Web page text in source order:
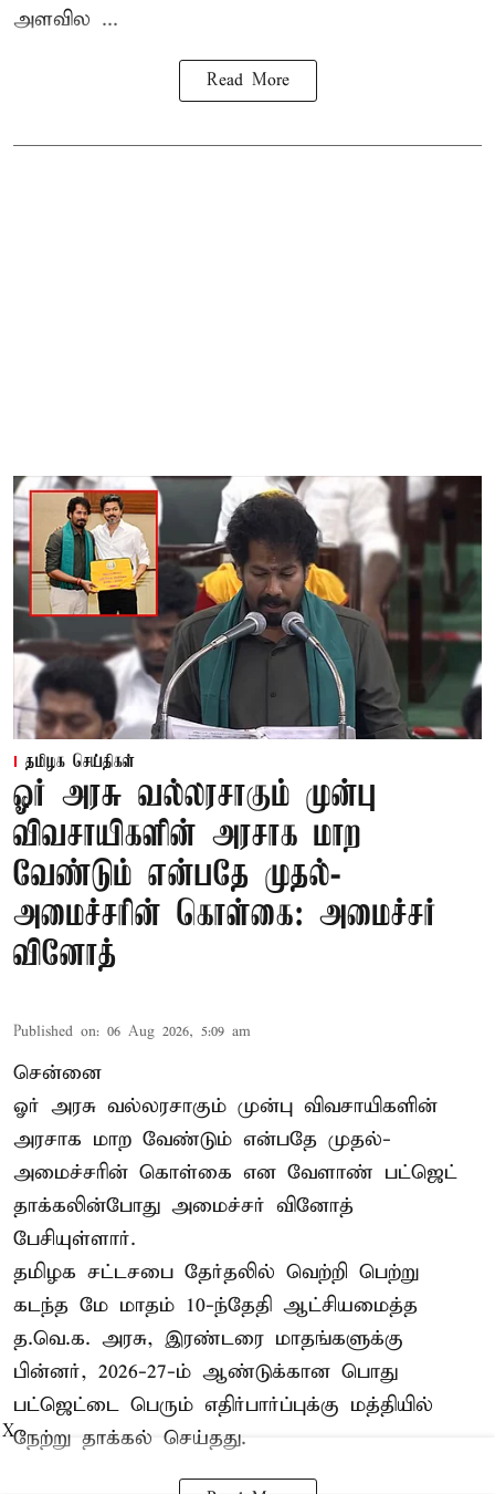
அளவில ...
Read More
தமிழக செய்திகள்
ஓர் அரசு வல்லரசாகும் முன்பு
விவசாயிகளின் அரசாக மாற
வேண்டும் என்பதே முதல்-
அமைச்சரின் கொள்கை: அமைச்சர்
வினோத்
Published on: 06 Aug 2026, 5:09 am
சென்னை
ஓர் அரசு வல்லரசாகும் முன்பு விவசாயிகளின்
அரசாக மாற வேண்டும் என்பதே முதல்-
அமைச்சரின் கொள்கை என வேளாண் பட்ஜெட்
தாக்கலின்போது அமைச்சர் வினோத்
பேசியுள்ளார்.
தமிழக சட்டசபை தேர்தலில் வெற்றி பெற்று
கடந்த மே மாதம் 10-ந்தேதி ஆட்சியமைத்த
த.வெ.க. அரசு, இரண்டரை மாதங்களுக்கு
பின்னர், 2026-27-ம் ஆண்டுக்கான பொது
பட்ஜெட்டை பெரும் எதிர்பார்ப்புக்கு மத்தியில்
நேற்று தாக்கல் செய்தது.
X